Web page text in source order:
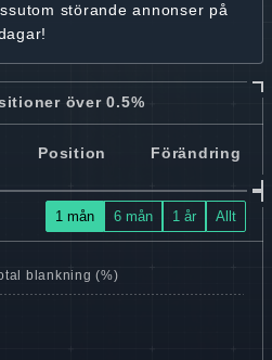
störande annonser på
över 0.5%
Position Förändring
1 mån 6 mån 1 år Allt